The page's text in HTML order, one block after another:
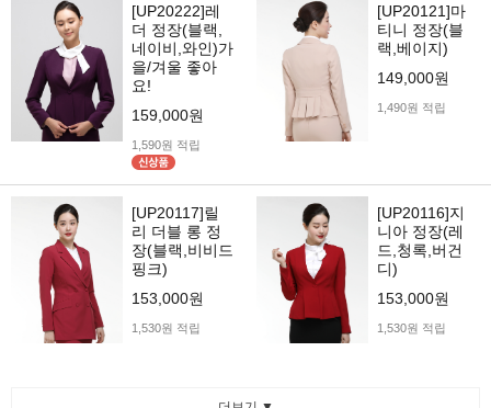
[UP20222]레
더 정장(블랙,
네이비,와인)가
을/겨울 좋아
요!
159,000원
1,590원 적립
[UP20121]마
티니 정장(블
랙,베이지)
149,000원
1,490원 적립
[UP20117]릴
리 더블 롱 정
장(블랙,비비드
핑크)
153,000원
1,530원 적립
[UP20116]지
니아 정장(레
드,청록,버건
디)
153,000원
1,530원 적립